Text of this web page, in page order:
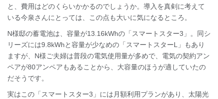
と、費用はどのくらいかかるのでしょうか。導入を真剣に考えて
いる今泉さんにとっては、この点も大いに気になるところ。
N様邸の蓄電池は、容量が13.16kWhの「スマートスター3」。同シ
リーズには9.8kWhと容量が少なめの「スマートスターL」もあり
ますが、N様ご夫婦は普段の電気使用量が多めで、電気の契約アン
ペアが80アンペアもあることから、大容量のほうが適していたの
だそうです。
実はこの「スマートスター3」には月額利用プランがあり、太陽光